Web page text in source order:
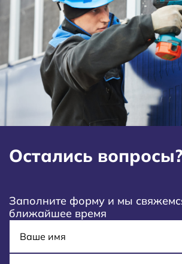
Остались вопросы?
Заполните форму и мы
ближайшее время